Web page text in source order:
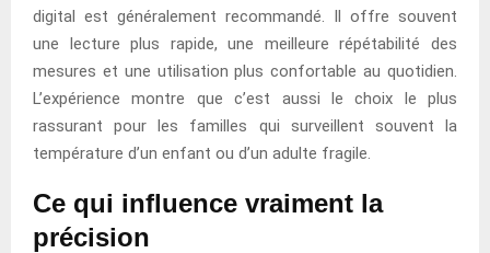
digital est généralement recommandé. Il offre souvent
une lecture plus rapide, une meilleure répétabilité des
mesures et une utilisation plus confortable au quotidien.
L’expérience montre que c’est aussi le choix le plus
rassurant pour les familles qui surveillent souvent la
température d’un enfant ou d’un adulte fragile.
Ce qui influence vraiment la
précision